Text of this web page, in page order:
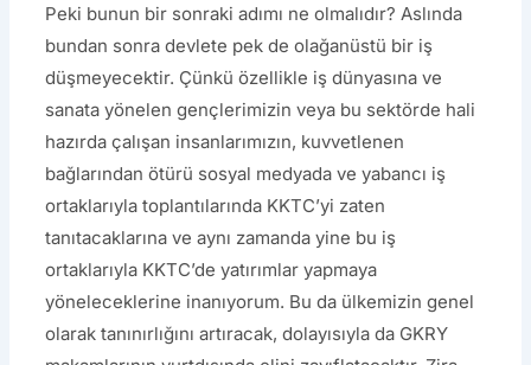
Peki bunun bir sonraki adımı ne olmalıdır? Aslında
bundan sonra devlete pek de olağanüstü bir iş
düşmeyecektir. Çünkü özellikle iş dünyasına ve
sanata yönelen gençlerimizin veya bu sektörde hali
hazırda çalışan insanlarımızın, kuvvetlenen
bağlarından ötürü sosyal medyada ve yabancı iş
ortaklarıyla toplantılarında KKTC’yi zaten
tanıtacaklarına ve aynı zamanda yine bu iş
ortaklarıyla KKTC’de yatırımlar yapmaya
yöneleceklerine inanıyorum. Bu da ülkemizin genel
olarak tanınırlığını artıracak, dolayısıyla da GKRY